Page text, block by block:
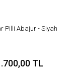
Pilli Abajur - Siyah
TL